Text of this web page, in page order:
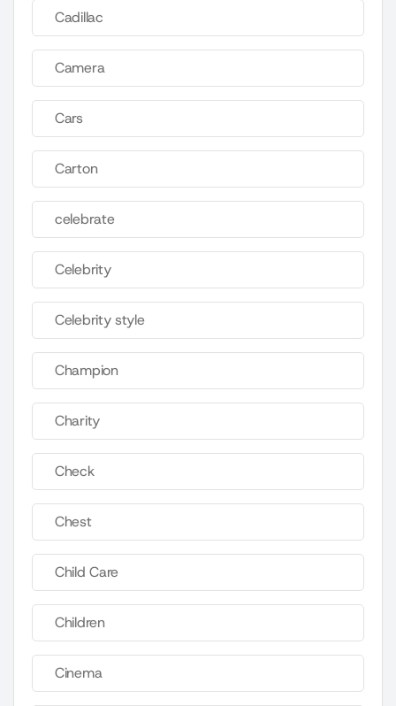
Cadillac
Camera
Cars
Carton
celebrate
Celebrity
Celebrity style
Champion
Charity
Check
Chest
Child Care
Children
Cinema